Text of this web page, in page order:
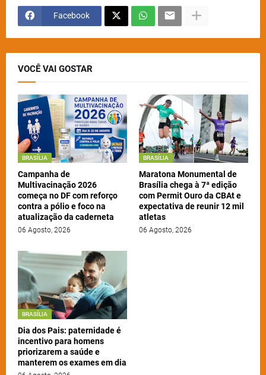
Facebook
VOCÊ VAI GOSTAR
BRASÍLIA
Campanha de
Multivacinação 2026
começa no DF com reforço
contra a pólio e foco na
atualização da caderneta
06 Agosto, 2026
BRASÍLIA
Maratona Monumental de
Brasília chega à 7ª edição
com Permit Ouro da CBAt e
expectativa de reunir 12 mil
atletas
06 Agosto, 2026
BRASÍLIA
Dia dos Pais: paternidade é
incentivo para homens
priorizarem a saúde e
manterem os exames em dia